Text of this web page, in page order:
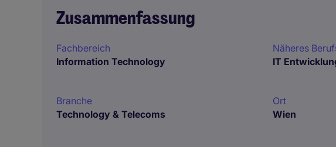
Zusammenfassung
Fachbereich
Information Technology
Näheres
IT
Branche
Technology & Telecoms
Ort
Wien